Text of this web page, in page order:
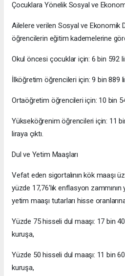
Çocuklara Yönelik Sosyal ve
Ailelere verilen Sosyal ve Ekonomik
öğrencilerin eğitim kademelerine
Okul öncesi çocuklar için: 6 bin 592
İlköğretim öğrencileri için: 9 bin 889
Ortaöğretim öğrencileri için: 10 bin
Yükseköğrenim öğrencileri için: 11
liraya çıktı.
Dul ve Yetim Maaşları
Vefat eden sigortalının kök maaşı
yüzde 17,76'lık enflasyon zammının
yetim maaşı tutarları hisse
Yüzde 75 hisseli dul maaşı: 17 bin
kuruşa,
Yüzde 50 hisseli dul maaşı: 11 bin
kuruşa,